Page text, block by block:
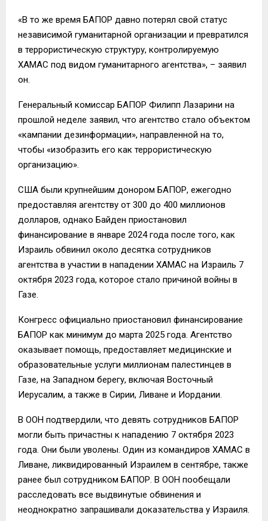
«В то же время БАПОР давно потерял свой статус
независимой гуманитарной организации и превратился
в террористическую структуру, контролируемую
ХАМАС под видом гуманитарного агентства», – заявил
он.
Генеральный комиссар БАПОР Филипп Лазарини на
прошлой неделе заявил, что агентство стало объектом
«кампании дезинформации», направленной на то,
чтобы «изобразить его как террористическую
организацию».
США были крупнейшим донором БАПОР, ежегодно
предоставляя агентству от 300 до 400 миллионов
долларов, однако Байден приостановил
финансирование в январе 2024 года после того, как
Израиль обвинил около десятка сотрудников
агентства в участии в нападении ХАМАС на Израиль 7
октября 2023 года, которое стало причиной войны в
Газе.
Конгресс официально приостановил финансирование
БАПОР как минимум до марта 2025 года. Агентство
оказывает помощь, предоставляет медицинские и
образовательные услуги миллионам палестинцев в
Газе, на Западном берегу, включая Восточный
Иерусалим, а также в Сирии, Ливане и Иордании.
В ООН подтвердили, что девять сотрудников БАПОР
могли быть причастны к нападению 7 октября 2023
года. Они были уволены. Один из командиров ХАМАС в
Ливане, ликвидированный Израилем в сентябре, также
ранее был сотрудником БАПОР. В ООН пообещали
расследовать все выдвинутые обвинения и
неоднократно запрашивали доказательства у Израиля.